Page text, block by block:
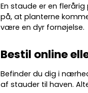
En staude er en
på, at planterne
være en dyr fornøjelse.
Bestil online
Befinder du dig i
af stauder til haven.